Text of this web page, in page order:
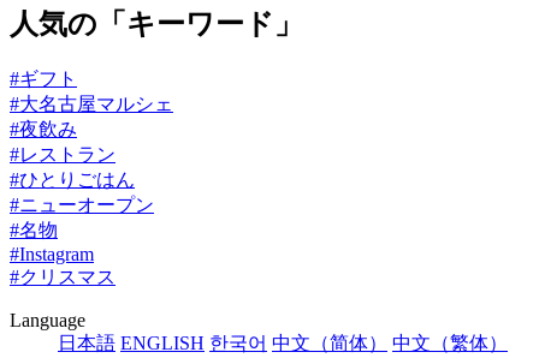
人気の「キーワード」
#ギフト
#大名古屋マルシェ
#夜飲み
#レストラン
#ひとりごはん
#ニューオープン
#名物
#Instagram
#クリスマス
Language
日本語 ENGLISH 한국어 中文（简体） 中文（繁体）